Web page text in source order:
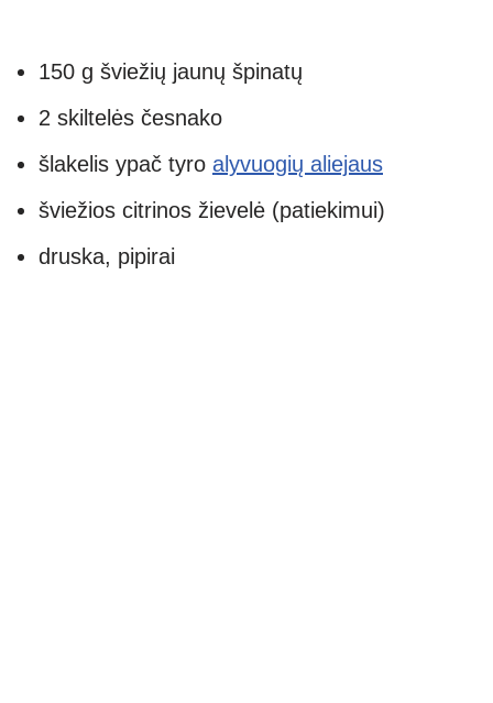
150 g šviežių jaunų špinatų
2 skiltelės česnako
šlakelis ypač tyro alyvuogių aliejaus
šviežios citrinos žievelė (patiekimui)
druska, pipirai